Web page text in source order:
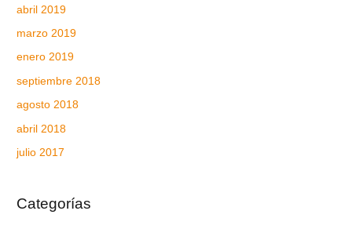
abril 2019
marzo 2019
enero 2019
septiembre 2018
agosto 2018
abril 2018
julio 2017
Categorías